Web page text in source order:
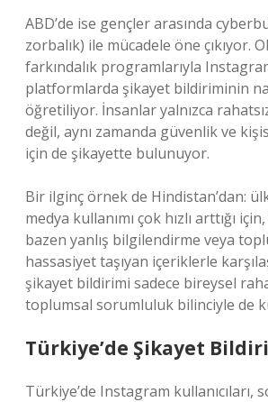
ABD’de ise gençler arasında
zorbalık) ile mücadele öne çıkıyor.
farkındalık programlarıyla
platformlarda şikayet bildiriminin
öğretiliyor. İnsanlar yalnızca
değil, aynı zamanda güvenlik ve
için de şikayette bulunuyor.
Bir ilginç örnek de Hindistan’dan:
medya kullanımı çok hızlı arttığı
bazen yanlış bilgilendirme veya
hassasiyet taşıyan içeriklerle
şikayet bildirimi sadece bireysel
toplumsal sorumluluk bilinciyle de
Türkiye’de Şikayet
Türkiye’de Instagram kullanıcıları,